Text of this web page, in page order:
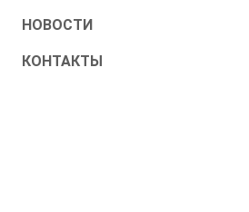
НОВОСТИ
КОНТАКТЫ